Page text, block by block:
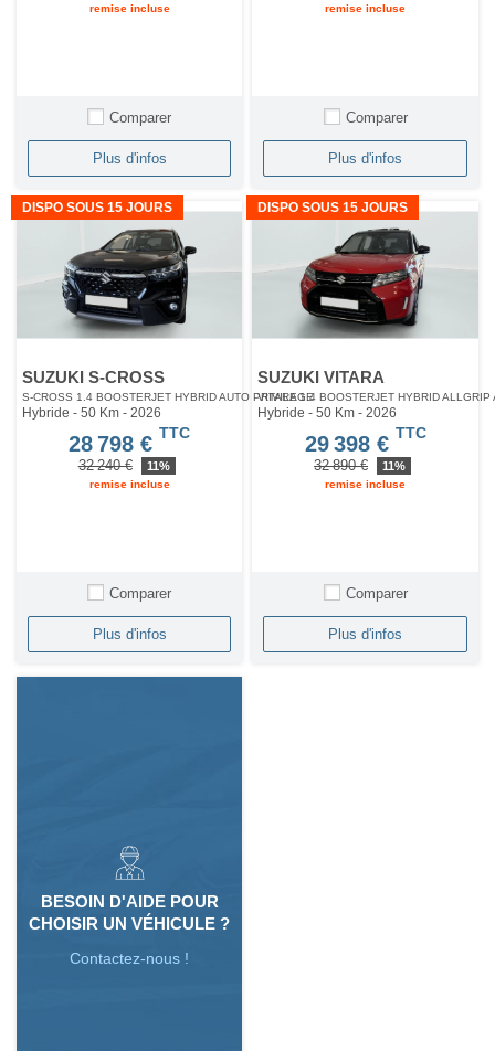
remise incluse
Comparer
Plus d'infos
remise incluse
Comparer
Plus d'infos
DISPO SOUS 15 JOURS
SUZUKI S-CROSS
S-CROSS 1.4 BOOSTERJET HYBRID AUTO PRIVILEGE
Hybride - 50 Km - 2026
28 798 € TTC
32 240 € 11%
remise incluse
Comparer
Plus d'infos
DISPO SOUS 15 JOURS
SUZUKI VITARA
VITARA 1.4 BOOSTERJET HYBRID ALLGRIP
Hybride - 50 Km- 2026
29 398 € TTC
32 890 € 11%
remise incluse
Comparer
Plus d'infos
BESOIN D'AIDE POUR
CHOISIR UN VÉHICULE ?
Contactez-nous !